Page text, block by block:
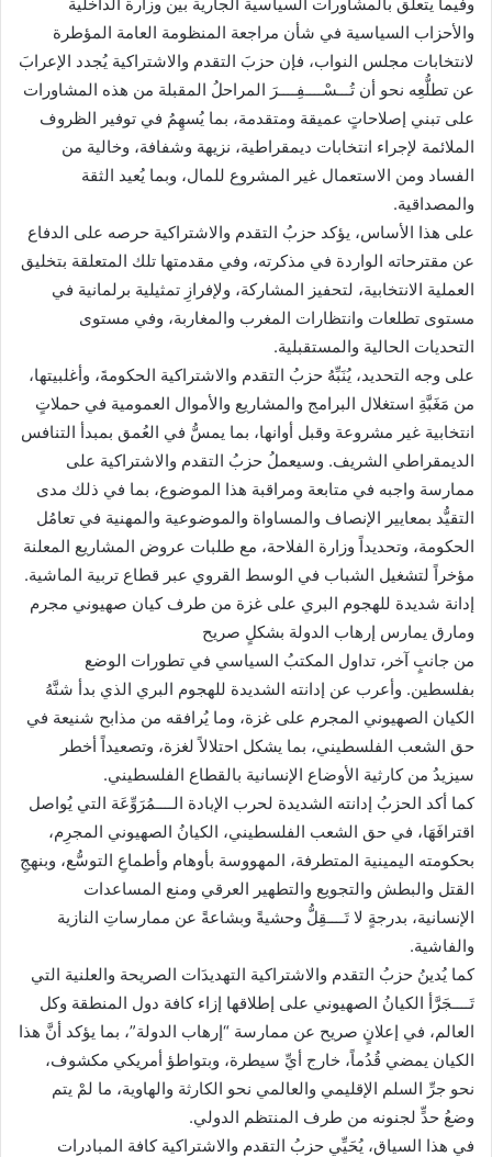
والأحزاب السياسية في شأن مراجعة المنظومة العامة المؤطرة
لانتخابات مجلس النواب، فإن حزبَ التقدم والاشتراكية يُجدد الإعرابَ
عن تطلُّعِه نحو أن تُـــسْــــفِــــرَ المراحلُ المقبلة من هذه المشاورات
على تبني إصلاحاتٍ عميقة ومتقدمة، بما يُسهِمُ في توفير الظروف
الملائمة لإجراء انتخابات ديمقراطية، نزيهة وشفافة، وخالية من
الفساد ومن الاستعمال غير المشروع للمال، وبما يُعيد الثقة
والمصداقية.
على هذا الأساس، يؤكد حزبُ التقدم والاشتراكية حرصه على الدفاع
عن مقترحاته الواردة في مذكرته، وفي مقدمتها تلك المتعلقة بتخليق
العملية الانتخابية، لتحفيز المشاركة، ولإفرازِ تمثيلية برلمانية في
مستوى تطلعات وانتظارات المغرب والمغاربة، وفي مستوى
التحديات الحالية والمستقبلية.
على وجه التحديد، يُنَبِّهُ حزبُ التقدم والاشتراكية الحكومةَ، وأغلبيتها،
من مَغَبَّةِ استغلال البرامج والمشاريع والأموال العمومية في حملاتٍ
انتخابية غير مشروعة وقبل أوانها، بما يمسُّ في العُمق بمبدأ التنافس
الديمقراطي الشريف. وسيعملُ حزبُ التقدم والاشتراكية على
ممارسة واجبه في متابعة ومراقبة هذا الموضوع، بما في ذلك مدى
التقيُّد بمعايير الإنصاف والمساواة والموضوعية والمهنية في تعامُل
الحكومة، وتحديداً وزارة الفلاحة، مع طلبات عروض المشاريع المعلنة
مؤخراً لتشغيل الشباب في الوسط القروي عبر قطاع تربية الماشية.
إدانة شديدة للهجوم البري على غزة من طرف كيان صهيوني مجرم
ومارق يمارس إرهاب الدولة بشكلٍ صريح
من جانبٍ آخر، تداول المكتبُ السياسي في تطورات الوضع
بفلسطين. وأعرب عن إدانته الشديدة للهجوم البري الذي بدأ شنَّهُ
الكيان الصهيوني المجرم على غزة، وما يُرافقه من مذابح شنيعة في
حق الشعب الفلسطيني، بما يشكل احتلالاً لغزة، وتصعيداً أخطر
سيزيدُ من كارثية الأوضاع الإنسانية بالقطاع الفلسطيني.
كما أكد الحزبُ إدانته الشديدة لحرب الإبادة الــــمُرَوِّعَة التي يُواصل
اقترافَهَا، في حق الشعب الفلسطيني، الكيانُ الصهيوني المجرِم،
بحكومته اليمينية المتطرفة، المهووسة بأوهام وأطماعِ التوسُّع، وبنهجِ
القتل والبطش والتجويع والتطهير العرقي ومنع المساعدات
الإنسانية، بدرجةٍ لا تَــــقِلُّ وحشيةً وبشاعةً عن ممارساتِ النازية
والفاشية.
كما يُدينُ حزبُ التقدم والاشتراكية التهديدَات الصريحة والعلنية التي
تَــــجَرَّأ الكيانُ الصهيوني على إطلاقها إزاء كافة دول المنطقة وكل
العالم، في إعلانٍ صريح عن ممارسة “إرهاب الدولة”، بما يؤكد أنَّ هذا
الكيان يمضي قُدُماً، خارج أيِّ سيطرة، وبتواطؤ أمريكي مكشوف،
نحو جرِّ السلم الإقليمي والعالمي نحو الكارثة والهاوية، ما لمْ يتم
وضعُ حدٍّ لجنونه من طرف المنتظم الدولي.
في هذا السياق، يُحَيِّي حزبُ التقدم والاشتراكية كافة المبادرات